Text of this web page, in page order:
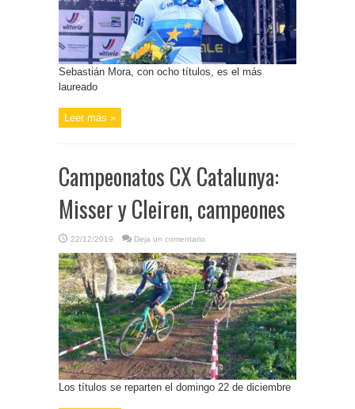
Sebastián Mora, con ocho títulos, es el más
laureado
Leer más »
Campeonatos CX Catalunya:
Misser y Cleiren, campeones
22/12/2019 Deja un comentario
Los títulos se reparten el domingo 22 de diciembre